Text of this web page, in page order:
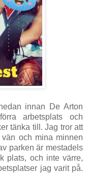
innan De Arton
arbetsplats och
tänka till. Jag tror att
och mina minnen
parken är mestadels
plats, och inte värre,
jag varit på.